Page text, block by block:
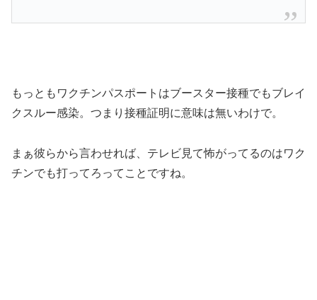
もっともワクチンパスポートはブースター接種でもブレイ
クスルー感染。つまり接種証明に意味は無いわけで。
まぁ彼らから言わせれば、テレビ見て怖がってるのはワク
チンでも打ってろってことですね。